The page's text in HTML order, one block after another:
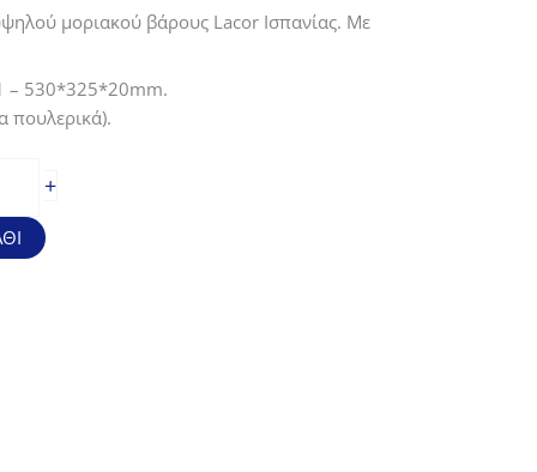
μοριακού βάρους Lacor Ισπανίας. Με
– 530*325*20mm.
πουλερικά).
+